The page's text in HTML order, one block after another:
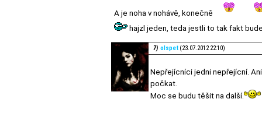
A je noha v nohávě, konečně
hajzl jeden, teda jestli to tak fakt
7) olspet (23.07.2012 22:10)
Nepřejícníci jedni nepřejícní.
počkat.
Moc se budu těšit na další.